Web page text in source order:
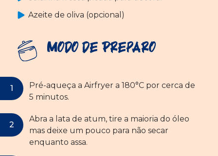
Azeite de oliva (opcional)
Modo de Preparo
Pré-aqueça a Airfryer a 180°C por cerca de
5 minutos.
Abra a lata de atum, tire a maioria do óleo
mas deixe um pouco para não secar
enquanto assa.